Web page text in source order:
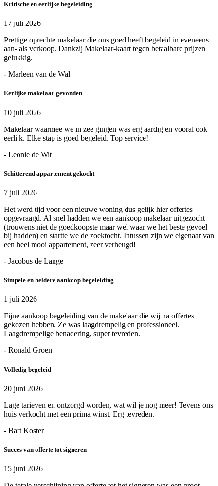
Kritische en eerlijke begeleiding
17 juli 2026
Prettige oprechte makelaar die ons goed heeft begeleid in eveneens
aan- als verkoop. Dankzij Makelaar-kaart tegen betaalbare prijzen
gelukkig.
- Marleen van de Wal
Eerlijke makelaar gevonden
10 juli 2026
Makelaar waarmee we in zee gingen was erg aardig en vooral ook
eerlijk. Elke stap is goed begeleid. Top service!
- Leonie de Wit
Schitterend appartement gekocht
7 juli 2026
Het werd tijd voor een nieuwe woning dus gelijk hier offertes
opgevraagd. Al snel hadden we een aankoop makelaar uitgezocht
(trouwens niet de goedkoopste maar wel waar we het beste gevoel
bij hadden) en startte we de zoektocht. Intussen zijn we eigenaar van
een heel mooi appartement, zeer verheugd!
- Jacobus de Lange
Simpele en heldere aankoop begeleiding
1 juli 2026
Fijne aankoop begeleiding van de makelaar die wij na offertes
gekozen hebben. Ze was laagdrempelig en professioneel.
Laagdrempelige benadering, super tevreden.
- Ronald Groen
Volledig begeleid
20 juni 2026
Lage tarieven en ontzorgd worden, wat wil je nog meer! Tevens ons
huis verkocht met een prima winst. Erg tevreden.
- Bart Koster
Succes van offerte tot signeren
15 juni 2026